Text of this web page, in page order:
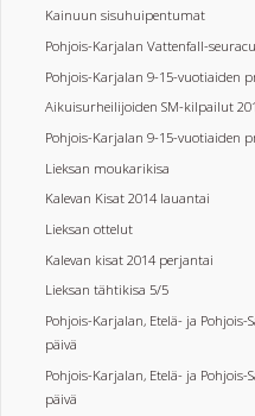
Kainuun sisuhuipentumat
Pohjois-Karjalan Vattenfall-
Pohjois-Karjalan 9-15-vuotiaiden
Aikuisurheilijoiden SM-kilpailut
Pohjois-Karjalan 9-15-vuotiaiden
Lieksan moukarikisa
Kalevan Kisat 2014 lauantai
Lieksan ottelut
Kalevan kisat 2014 perjantai
Lieksan tähtikisa 5/5
Pohjois-Karjalan, Etelä- ja
päivä
Pohjois-Karjalan, Etelä- ja
päivä